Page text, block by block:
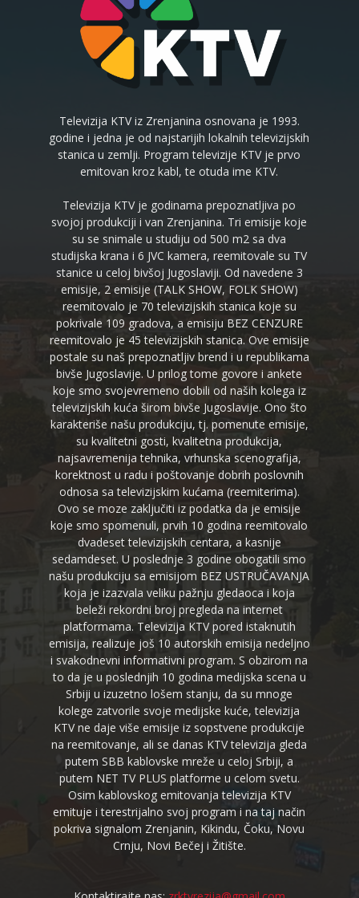
Televizija KTV iz Zrenjanina osnovana je 1993.
godine i jedna je od najstarijih lokalnih televizijskih
stanica u zemlji. Program televizije KTV je prvo
emitovan kroz kabl, te otuda ime KTV.
Televizija KTV je godinama prepoznatljiva po
svojoj produkciji i van Zrenjanina. Tri emisije koje
su se snimale u studiju od 500 m2 sa dva
studijska krana i 6 JVC kamera, reemitovale su TV
stanice u celoj bivšoj Jugoslaviji. Od navedene 3
emisije, 2 emisije (TALK SHOW, FOLK SHOW)
reemitovalo je 70 televizijskih stanica koje su
pokrivale 109 gradova, a emisiju BEZ CENZURE
reemitovalo je 45 televizijskih stanica. Ove emisije
postale su naš prepoznatljiv brend i u republikama
bivše Jugoslavije. U prilog tome govore i ankete
koje smo svojevremeno dobili od naših kolega iz
televizijskih kuća širom bivše Jugoslavije. Ono što
karakteriše našu produkciju, tj. pomenute emisije,
su kvalitetni gosti, kvalitetna produkcija,
najsavremenija tehnika, vrhunska scenografija,
korektnost u radu i poštovanje dobrih poslovnih
odnosa sa televizijskim kućama (reemiterima).
Ovo se moze zaključiti iz podatka da je emisije
koje smo spomenuli, prvih 10 godina reemitovalo
dvadeset televizijskih centara, a kasnije
sedamdeset. U poslednje 3 godine obogatili smo
našu produkciju sa emisijom BEZ USTRUČAVANJA
koja je izazvala veliku pažnju gledaoca i koja
beleži rekordni broj pregleda na internet
platformama. Televizija KTV pored istaknutih
emisija, realizuje još 10 autorskih emisija nedeljno
i svakodnevni informativni program. S obzirom na
to da je u poslednjih 10 godina medijska scena u
Srbiji u izuzetno lošem stanju, da su mnoge
kolege zatvorile svoje medijske kuće, televizija
KTV ne daje više emisije iz sopstvene produkcije
na reemitovanje, ali se danas KTV televizija gleda
putem SBB kablovske mreže u celoj Srbiji, a
putem NET TV PLUS platforme u celom svetu.
Osim kablovskog emitovanja televizija KTV
emituje i terestrijalno svoj program i na taj način
pokriva signalom Zrenjanin, Kikindu, Čoku, Novu
Crnju, Novi Bečej i Žitište.